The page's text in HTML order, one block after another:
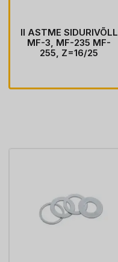
II ASTME SIDURIVÕLL
MF-3, MF-235 MF-
255, Z=16/25